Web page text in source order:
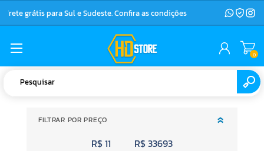
Frete grátis para Sul e Sudeste. Confira as condições
0
FILTRAR POR PREÇO
R$ 11 R$ 33693